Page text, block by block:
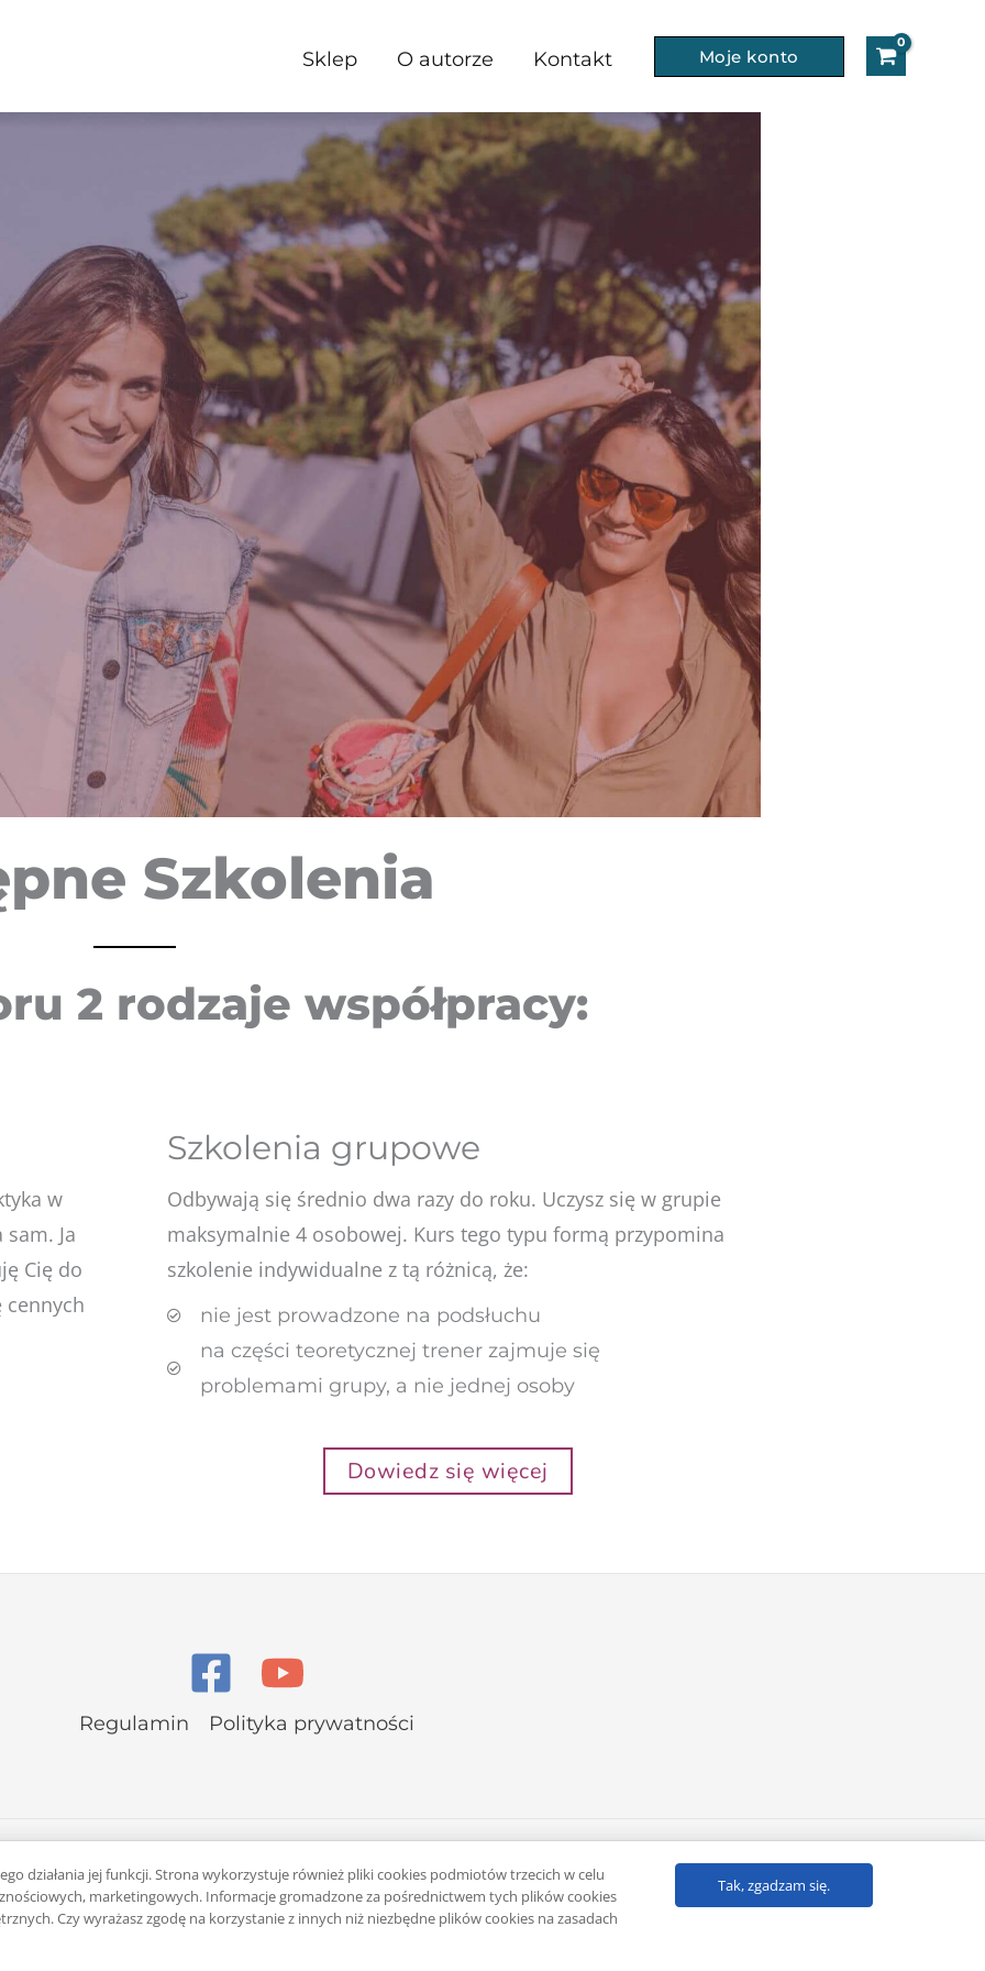
Sklep O autorze Kontakt Moje konto
Szkolenia
2 rodzaje współpracy:
w
Ja
Cię do
cennych
Szkolenia grupowe
Odbywają się średnio dwa razy do roku. Uczysz się w grupie
maksymalnie 4 osobowej. Kurs tego typu formą przypomina
szkolenie indywidualne z tą różnicą, że:
nie jest prowadzone na podsłuchu
na części teoretycznej trener zajmuje się
problemami grupy, a nie jednej osoby
Dowiedz się więcej
Regulamin Polityka prywatności
Powered byKlub eMarketera
działania jej funkcji. Strona wykorzystuje również pliki cookies podmiotów trzecich w celu
marketingowych. Informacje gromadzone za pośrednictwem tych plików cookies
Czy wyrażasz zgodę na korzystanie z innych niż niezbędne plików cookies na zasadach
Tak, zgadzam się.